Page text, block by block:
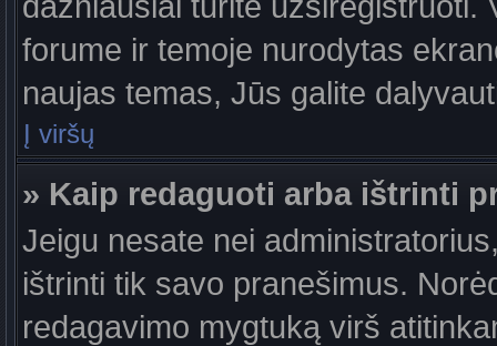
forume ir temoje nurodytas
naujas temas, Jūs galite
Į viršų
» Kaip redaguoti arba ištrinti
Jeigu nesate nei
ištrinti tik savo pranešimus.
redagavimo mygtuką virš